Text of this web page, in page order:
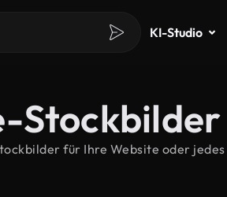
KI-Studio
Stockbilder
für Ihre Website oder